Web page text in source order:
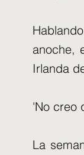
anoche,
Irlanda
'No creo
La